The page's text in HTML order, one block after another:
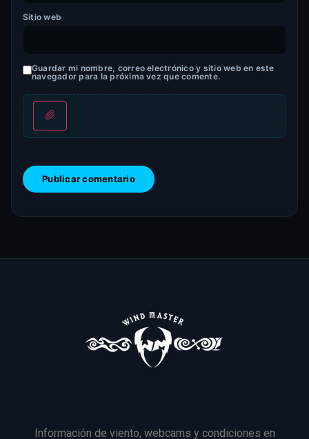
Sitio web
Guardar mi nombre, correo electrónico y sitio web en este
navegador para la próxima vez que comente.
Información de viento, webcams y condiciones en